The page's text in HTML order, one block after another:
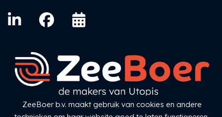
ZeeBoer b.v. maakt gebruik van cookies en andere